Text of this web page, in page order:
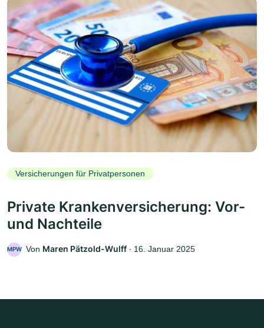
Versicherungen für Privatpersonen
Private Krankenversicherung: Vor-
und Nachteile
MPW Von Maren Pätzold-Wulff ‧ 16. Januar 2025